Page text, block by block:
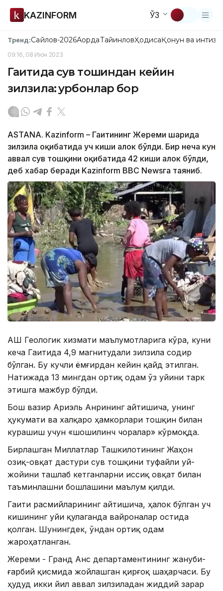
KAZINFORM ЎЗ
Тренд:Сайлов-2026АқордаТайинловҲодисаҚонун ва
09:16, 08 Июн 2023
Гаитида сув тошқиндан кейин
зилзила: қурбонлар бор
ASTANA. Kazinform – Гаитининг Жереми шаҳрида
зилзила оқибатида уч киши ҳалок бўлди. Бир неча кун
аввал сув тошқини оқибатида 42 киши ҳалок бўлди,
деб хабар беради Kazinform BBC Newsга таяниб.
АҚШ Геологик хизмати маълумотларига кўра, куни
кеча Гаитида 4,9 магнитудали зилзила содир
бўлган. Бу кучли ёмғирдан кейин қайд этилган.
Натижада 13 мингдан ортиқ одам ўз уйини тарк
этишга мажбур бўлди.
Бош вазир Ариэль Анрининг айтишича, унинг
ҳукумати ва халқаро ҳамкорлари тошқин билан
курашиш учун «шошилинч чоралар» кўрмоқда.
Бирлашган Миллатлар Ташкилотининг Жаҳон
озиқ-овқат дастури сув тошқини туфайли уй-
жойини ташлаб кетганларни иссиқ овқат билан
таъминлашни бошлашини маълум қилди.
Гаити расмийларининг айтишича, ҳалок бўлган уч
кишининг уйи қулаганда вайроналар остида
қолган. Шунингдек, ўндан ортиқ одам
жароҳатланган.
Жереми - Гранд Анс департаментининг жануби-
ғарбий қисмида жойлашган қирғоқ шаҳарчаси. Бу
ҳудуд икки йил аввал зилзиладан жиддий зарар